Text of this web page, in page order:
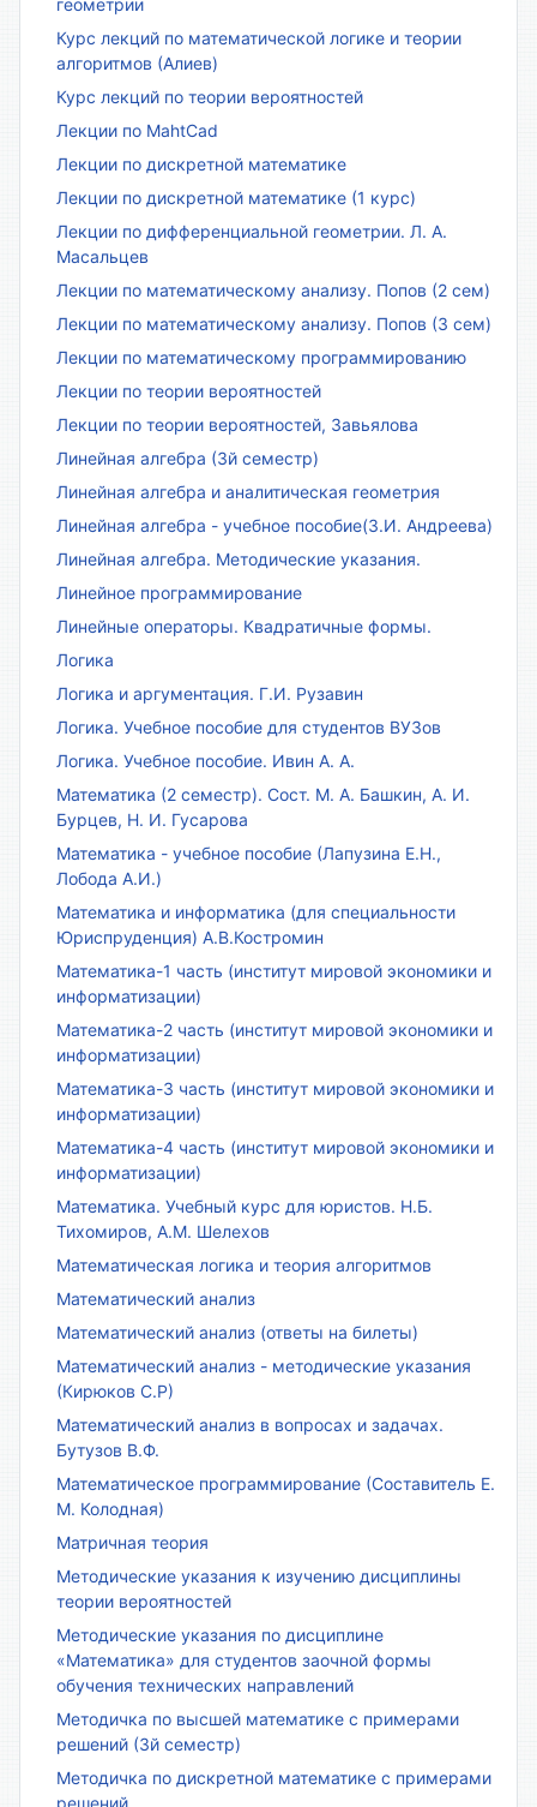
геометрии
Курс лекций по математической логике и теории
алгоритмов (Алиев)
Курс лекций по теории вероятностей
Лекции по MahtCad
Лекции по дискретной математике
Лекции по дискретной математике (1 курс)
Лекции по дифференциальной геометрии. Л. А.
Масальцев
Лекции по математическому анализу. Попов (2 сем)
Лекции по математическому анализу. Попов (3 сем)
Лекции по математическому программированию
Лекции по теории вероятностей
Лекции по теории вероятностей, Завьялова
Линейная алгебра (3й семестр)
Линейная алгебра и аналитическая геометрия
Линейная алгебра - учебное пособие(З.И. Андреева)
Линейная алгебра. Методические указания.
Линейное программирование
Линейные операторы. Квадратичные формы.
Логика
Логика и аргументация. Г.И. Рузавин
Логика. Учебное пособие для студентов ВУЗов
Логика. Учебное пособие. Ивин А. А.
Математика (2 семестр). Сост. М. А. Башкин, А. И.
Бурцев, Н. И. Гусарова
Математика - учебное пособие (Лапузина Е.Н.,
Лобода А.И.)
Математика и информатика (для специальности
Юриспруденция) А.В.Костромин
Математика-1 часть (институт мировой экономики и
информатизации)
Математика-2 часть (институт мировой экономики и
информатизации)
Математика-3 часть (институт мировой экономики и
информатизации)
Математика-4 часть (институт мировой экономики и
информатизации)
Математика. Учебный курс для юристов. Н.Б.
Тихомиров, А.М. Шелехов
Математическая логика и теория алгоритмов
Математический анализ
Математический анализ (ответы на билеты)
Математический анализ - методические указания
(Кирюков С.Р)
Математический анализ в вопросах и задачах.
Бутузов В.Ф.
Математическое программирование (Составитель Е.
М. Колодная)
Матричная теория
Методические указания к изучению дисциплины
теории вероятностей
Методические указания по дисциплине
«Математика» для студентов заочной формы
обучения технических направлений
Методичка по высшей математике с примерами
решений (3й семестр)
Методичка по дискретной математике с примерами